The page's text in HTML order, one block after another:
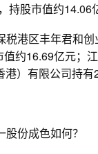
持股市值约14.06
税港区丰年君和
约16.69亿元；
）有限公司持有
份成色如何？